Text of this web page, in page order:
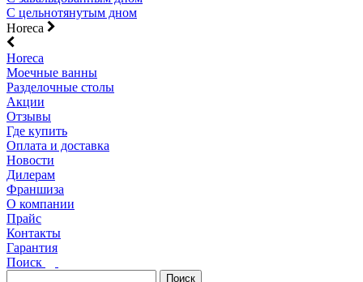
С цельнотянутым дном
Horeca
Horeca
Моечные ванны
Разделочные столы
Акции
Отзывы
Где купить
Оплата и доставка
Новости
Дилерам
Франшиза
О компании
Прайс
Контакты
Гарантия
Поиск
Поиск